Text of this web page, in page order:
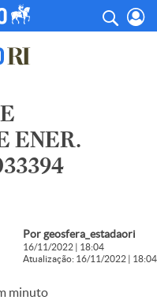
ENER.
Por geosfera_estadaori
16/11/2022 | 18:04
Atualização: 16/11/2022 | 18:04
minuto